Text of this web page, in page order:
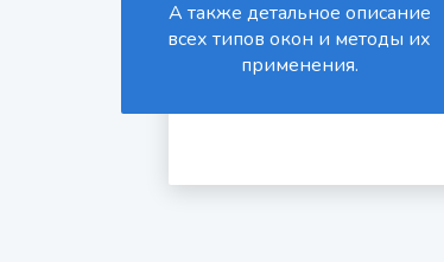
А также детальное описание
всех типов окон и методы их
применения.